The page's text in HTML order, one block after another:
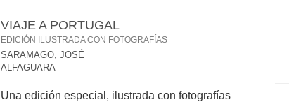
VIAJE A PORTUGAL
EDICIÓN ILUSTRADA CON FOTOGRAFÍAS
SARAMAGO, JOSÉ
ALFAGUARA
Una edición especial, ilustrada con fotografías